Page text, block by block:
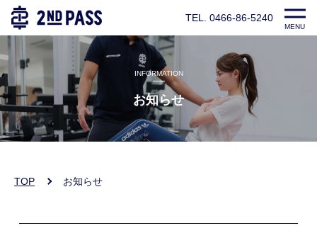
TEL. 0466-86-5240
MENU
INFORMATION
お知らせ
TOP お知らせ